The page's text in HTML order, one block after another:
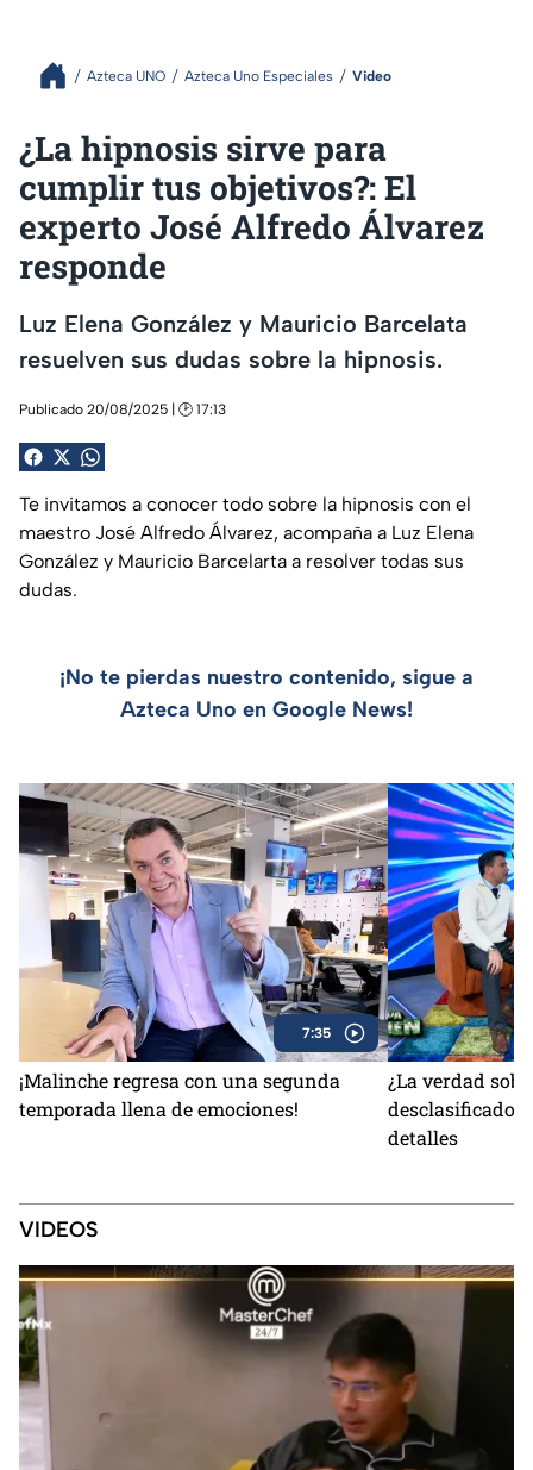
Azteca UNO Azteca Uno Especiales Video
¿La hipnosis sirve para
cumplir tus objetivos?: El
experto José Alfredo Álvarez
responde
Luz Elena González y Mauricio Barcelata
resuelven sus dudas sobre la hipnosis.
Publicado 20/08/2025 | 🕑 17:13
Te invitamos a conocer todo sobre la hipnosis con el
maestro José Alfredo Álvarez, acompaña a Luz Elena
González y Mauricio Barcelarta a resolver todas sus
dudas.
¡No te pierdas nuestro contenido, sigue a
Azteca Uno en Google News!
7:35
¡Malinche regresa con una segunda
temporada llena de emociones!
¿La verdad
detalles
VIDEOS